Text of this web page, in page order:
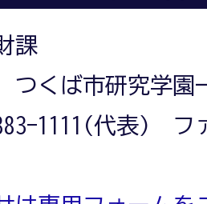
課
つくば市研究学園
1111(代表) フ